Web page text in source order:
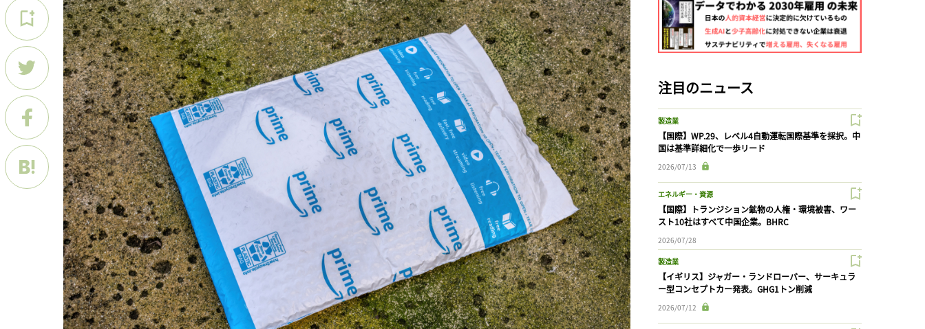
注目のニュース
製造業
【国際】WP.29、レベル4自動運転国際基準を採択。中
国は基準詳細化で一歩リード
2026/07/13
エネルギー・資源
【国際】トランジション鉱物の人権・環境被害、ワー
スト10社はすべて中国企業。BHRC
2026/07/28
製造業
【イギリス】ジャガー・ランドローバー、サーキュラ
ー型コンセプトカー発表。GHG1トン削減
2026/07/12